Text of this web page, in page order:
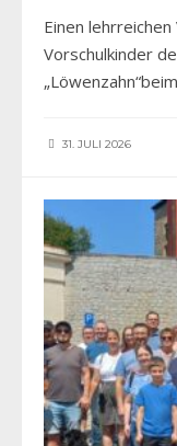
Einen
Vorschulkinder
31. JULI 2026